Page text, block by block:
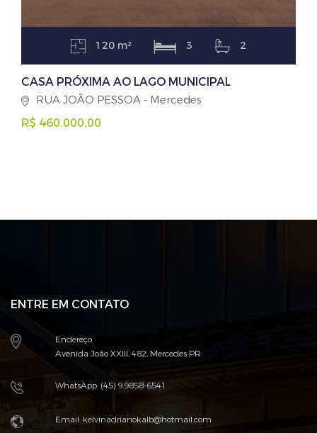
120 m² 3 2
CASA PRÓXIMA AO LAGO MUNICIPAL
RUA JOÃO PESSOA - Mercedes
R$ 460.000,00
ENTRE EM CONTATO
Endereço
Avenida João XXIII, 482, Mercedes PR
WhatsApp: (45) 9.9858-6541
Email: kelvinadrianokalb@hotmail.com